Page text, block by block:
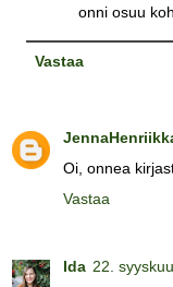
onni osuu
Vastaa
Oi, onnea
Vastaa
Ida 22.